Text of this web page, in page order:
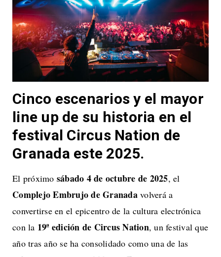
Cinco escenarios y el mayor
line up de su historia en el
festival Circus Nation de
Granada este 2025.
El próximo sábado 4 de octubre de 2025, el
Complejo Embrujo de Granadavolverá a
convertirse en el epicentro de la cultura electrónica
con la 19ª edición de Circus Nation, un festival que
año tras año se ha consolidado como una de las